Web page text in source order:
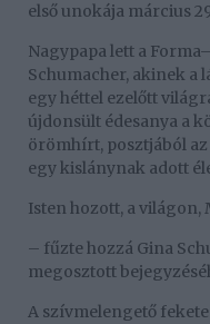
első unokája március
Nagypapa lett a
Schumacher, akinek a
egy héttel ezelőtt
újdonsült édesanya a
örömhírt, posztjából
egy kislánynak adott
Isten hozott, a világon,
– fűzte hozzá Gina
megosztott
A szívmelengető